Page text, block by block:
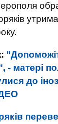
- матері
до